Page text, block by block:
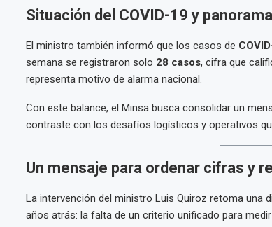
Situación del COVID-19 y
El ministro también informó que los casos de
semana se registraron solo 28 casos, cifra que
representa motivo de alarma nacional.
Con este balance, el Minsa busca consolidar un
contraste con los desafíos logísticos y operativos
Un mensaje para ordenar cifras y
La intervención del ministro Luis Quiroz retoma una
años atrás: la falta de un criterio unificado para